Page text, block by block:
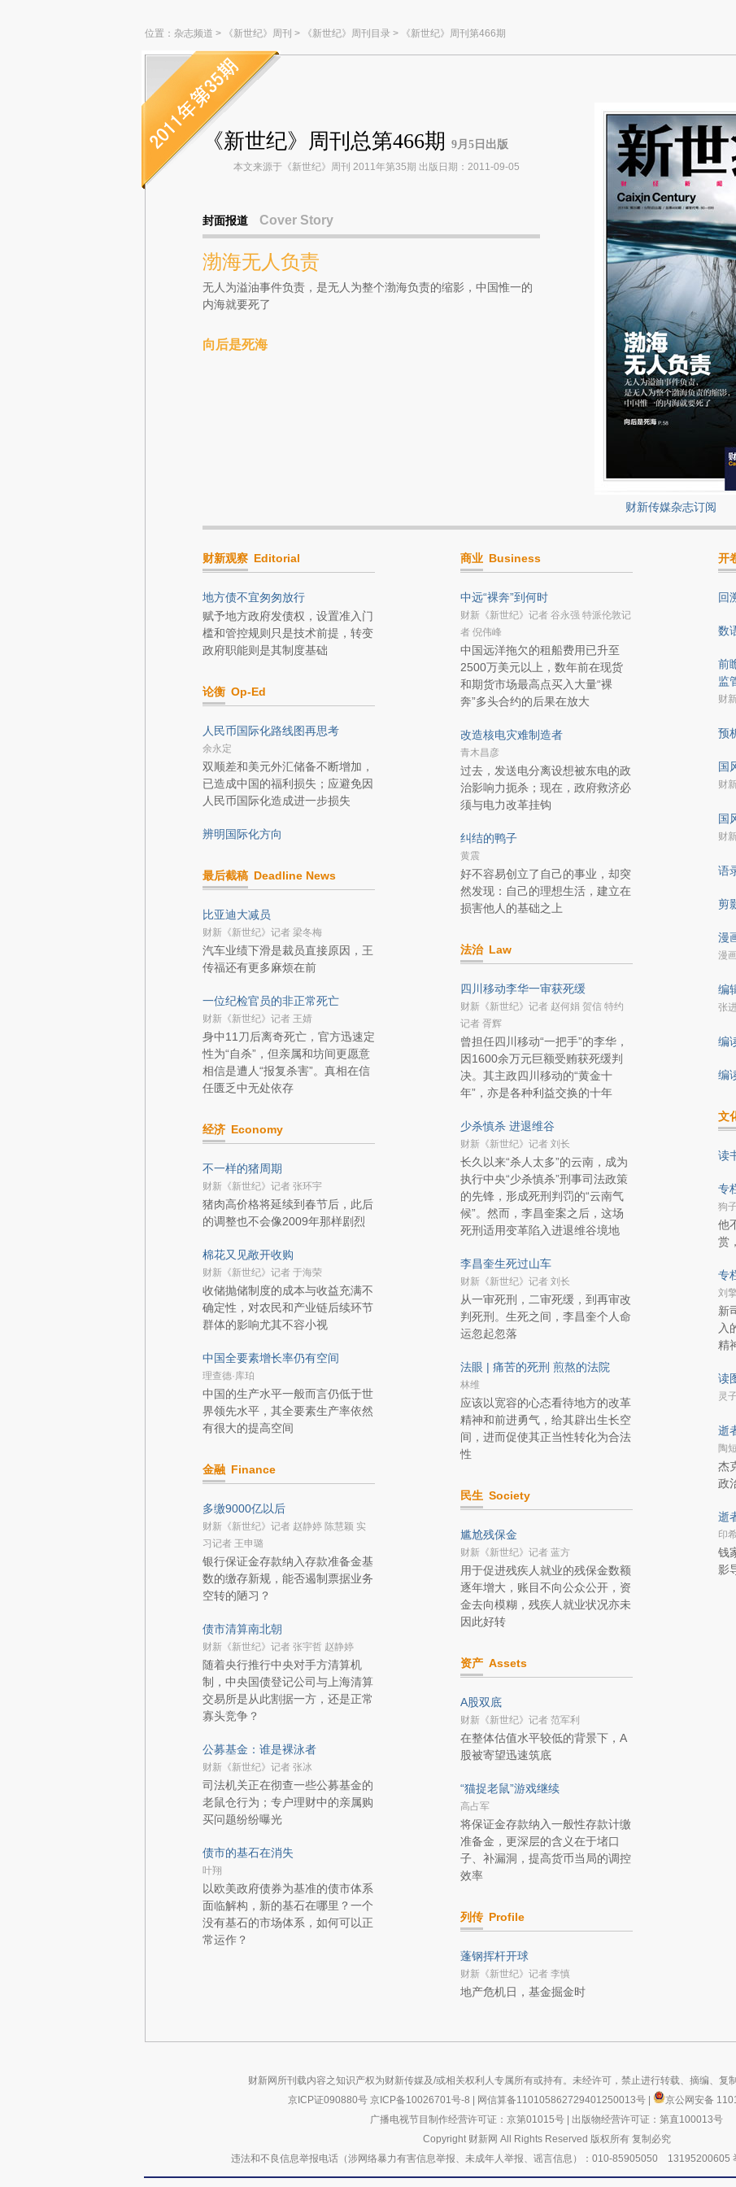
位置： 杂志频道 > 《新世纪》周刊 > 《新世纪》周刊目录> 《新世纪》周刊第466期
《新世纪》周刊总第466期 9月5日出版
本文来源于《新世纪》周刊 2011年第35期 出版日期：2011-09-05
封面报道 Cover Story
渤海无人负责
无人为溢油事件负责，是无人为整个渤海负责的缩影，中国惟一的
内海就要死了
向后是死海
财新传媒杂志订阅
财新观察 Editorial
地方债不宜匆匆放行
赋予地方政府发债权，设置准入门
槛和管控规则只是技术前提，转变
政府职能则是其制度基础
论衡 Op-Ed
人民币国际化路线图再思考
余永定
双顺差和美元外汇储备不断增加，
已造成中国的福利损失；应避免因
人民币国际化造成进一步损失
辨明国际化方向
最后截稿 Deadline News
比亚迪大减员
财新《新世纪》记者 梁冬梅
汽车业绩下滑是裁员直接原因，王
传福还有更多麻烦在前
一位纪检官员的非正常死亡
财新《新世纪》记者 王婧
身中11刀后离奇死亡，官方迅速定
性为“自杀”，但亲属和坊间更愿意
相信是遭人“报复杀害”。真相在信
任匮乏中无处依存
经济 Economy
不一样的猪周期
财新《新世纪》记者 张环宇
猪肉高价格将延续到春节后，此后
的调整也不会像2009年那样剧烈
棉花又见敞开收购
财新《新世纪》记者 于海荣
收储抛储制度的成本与收益充满不
确定性，对农民和产业链后续环节
群体的影响尤其不容小视
中国全要素增长率仍有空间
理查德·库珀
中国的生产水平一般而言仍低于世
界领先水平，其全要素生产率依然
有很大的提高空间
金融 Finance
多缴9000亿以后
财新《新世纪》记者 赵静婷 陈慧颖 实
习记者 王申璐
银行保证金存款纳入存款准备金基
数的缴存新规，能否遏制票据业务
空转的陋习？
债市清算南北朝
财新《新世纪》记者 张宇哲 赵静婷
随着央行推行中央对手方清算机
制，中央国债登记公司与上海清算
交易所是从此割据一方，还是正常
寡头竞争？
公募基金：谁是裸泳者
财新《新世纪》记者 张冰
司法机关正在彻查一些公募基金的
老鼠仓行为；专户理财中的亲属购
买问题纷纷曝光
债市的基石在消失
叶翔
以欧美政府债券为基准的债市体系
面临解构，新的基石在哪里？一个
没有基石的市场体系，如何可以正
常运作？
商业 Business
中远“裸奔”到何时
财新《新世纪》记者 谷永强 特派伦敦记
者 倪伟峰
中国远洋拖欠的租船费用已升至
2500万美元以上，数年前在现货
和期货市场最高点买入大量“裸
奔”多头合约的后果在放大
改造核电灾难制造者
青木昌彦
过去，发送电分离设想被东电的政
治影响力扼杀；现在，政府救济必
须与电力改革挂钩
纠结的鸭子
黄震
好不容易创立了自己的事业，却突
然发现：自己的理想生活，建立在
损害他人的基础之上
法治 Law
四川移动李华一审获死缓
财新《新世纪》记者 赵何娟 贺信 特约
记者 胥辉
曾担任四川移动“一把手”的李华，
因1600余万元巨额受贿获死缓判
决。其主政四川移动的“黄金十
年”，亦是各种利益交换的十年
少杀慎杀 进退维谷
财新《新世纪》记者 刘长
长久以来“杀人太多”的云南，成为
执行中央“少杀慎杀”刑事司法政策
的先锋，形成死刑判罚的“云南气
候”。然而，李昌奎案之后，这场
死刑适用变革陷入进退维谷境地
李昌奎生死过山车
财新《新世纪》记者 刘长
从一审死刑，二审死缓，到再审改
判死刑。生死之间，李昌奎个人命
运忽起忽落
法眼 | 痛苦的死刑 煎熬的法院
林维
应该以宽容的心态看待地方的改革
精神和前进勇气，给其辟出生长空
间，进而促使其正当性转化为合法
性
民生 Society
尴尬残保金
财新《新世纪》记者 蓝方
用于促进残疾人就业的残保金数额
逐年增大，账目不向公众公开，资
金去向模糊，残疾人就业状况亦未
因此好转
资产 Assets
A股双底
财新《新世纪》记者 范军利
在整体估值水平较低的背景下，A
股被寄望迅速筑底
“猫捉老鼠”游戏继续
高占军
将保证金存款纳入一般性存款计缴
准备金，更深层的含义在于堵口
子、补漏洞，提高货币当局的调控
效率
列传 Profile
蓬钢挥杆开球
财新《新世纪》记者 李慎
地产危机日，基金掘金时
开
回
数
前
监
财
预
国
财
国
财
语
剪
漫
漫
编
张
编
编
文
读
专
狗
他
赏
专
刘
新
入
精
读
灵
逝
陶
杰
政
逝
印
钱
影
财新网所刊载内容之知识产权为财新传媒及/或相关权利人专属所有或持有。未经许可，禁止进行转载、摘编、复
京ICP证090880号 京ICP备10026701号-8 网信算备110105862729401250013号
京公网安备
广播电视节目制作经营许可证：京第01015号
出版物经营许可证：第直100013号
Copyright 财新网 All Rights Reserved 版权所有 复制必究
违法和不良信息举报电话（涉网络暴力有害信息举报、未成年人举报、谣言信息）：010-85905050 13195200605